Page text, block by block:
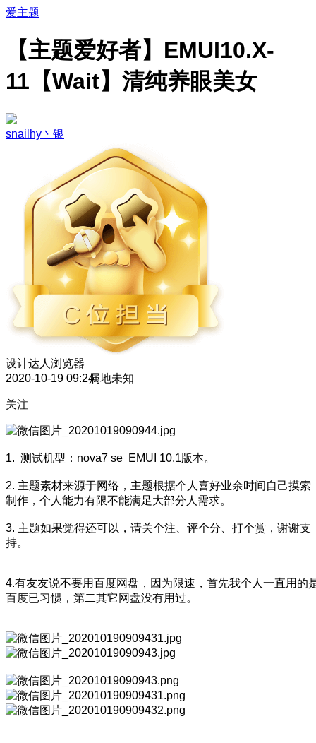
爱主题
【主题爱好者】EMUI10.X-
11【Wait】清纯养眼美女
snailhy丶银
设计达人 浏览器
2020-10-19 09:24属地未知
关注
1. 测试机型：nova7 se EMUI 10.1版本。
2. 主题素材来源于网络，主题根据个人喜好业余时间自己摸索
制作，个人能力有限不能满足大部分人需求。
3. 主题如果觉得还可以，请关个注、评个分、打个赏，谢谢支
持。
4.有友友说不要用百度网盘，因为限速，首先我个人一直用的
百度已习惯，第二其它网盘没有用过。